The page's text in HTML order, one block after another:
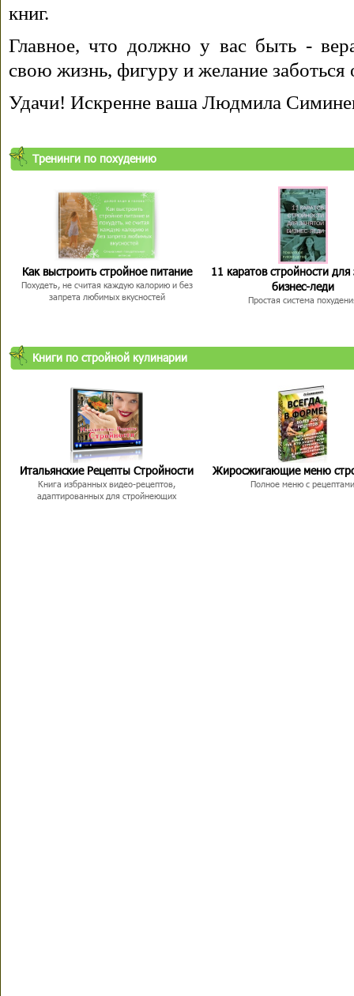
книг.
Главное, что должно у вас быть -
свою жизнь, фигуру и желание заботься
Удачи! Искренне ваша Людмила
Тренинги по похудению
Как выстроить стройное питание
Похудеть, не считая каждую калорию и без
запрета любимых вкусностей
11 каратов стройности для
бизнес-леди
Простая система
Книги по стройной кулинарии
Итальянские Рецепты Стройности
Книга избранных видео-рецептов,
адаптированных для стройнеющих
Жиросжигающие меню
Полное меню с рецептами